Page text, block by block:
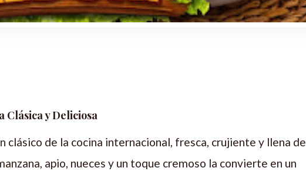
Clásica y Deliciosa
clásico de la cocina internacional, fresca, crujiente y llena de
apio, nueces y un toque cremoso la convierte en un